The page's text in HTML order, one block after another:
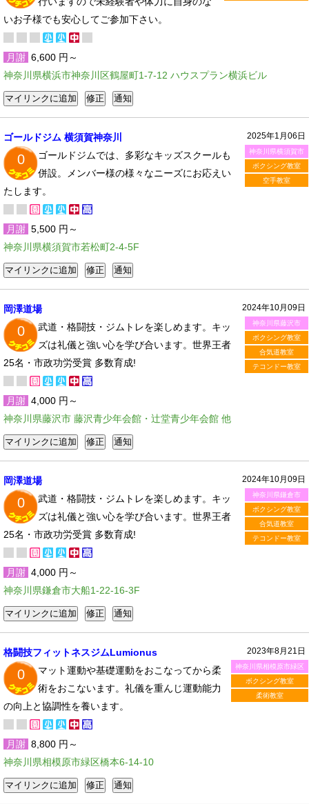
いお子様でも安心してご参加下さい。
月謝 6,600 円～
神奈川県横浜市神奈川区鶴屋町1-7-12 ハウスプラン横浜ビル
2025年1月06日
神奈川県横須賀市
ボクシング教室
空手教室
ゴールドジム 横須賀神奈川
0
ゴールドジムでは、多彩なキッズスクールも
併設。メンバー様の様々なニーズにお応えい
たします。
月謝 5,500 円～
神奈川県横須賀市若松町2-4-5F
2024年10月09日
神奈川県藤沢市
ボクシング教室
合気道教室
テコンドー教室
岡澤道場
0
武道・格闘技・ジムトレを楽しめます。キッ
ズは礼儀と強い心を学び合います。世界王者
25名・市政功労受賞 多数育成!
月謝 4,000 円～
神奈川県藤沢市 藤沢青少年会館・辻堂青少年会館 他
2024年10月09日
神奈川県鎌倉市
ボクシング教室
合気道教室
テコンドー教室
岡澤道場
0
武道・格闘技・ジムトレを楽しめます。キッ
ズは礼儀と強い心を学び合います。世界王者
25名・市政功労受賞 多数育成!
月謝 4,000 円～
神奈川県鎌倉市大船1-22-16-3F
2023年8月21日
神奈川県相模原市緑区
ボクシング教室
柔術教室
格闘技フィットネスジムLumionus
0
マット運動や基礎運動をおこなってから柔
術をおこないます。礼儀を重んじ運動能力
の向上と協調性を養います。
月謝 8,800 円～
神奈川県相模原市緑区橋本6-14-10